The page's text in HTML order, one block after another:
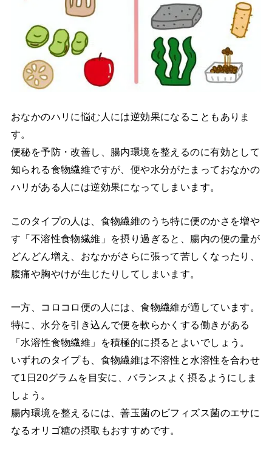
おなかのハリに悩む人には逆効果になることもありま
す。
便秘を予防・改善し、腸内環境を整えるのに有効として
知られる食物繊維ですが、便や水分がたまっておなかの
ハリがある人には逆効果になってしまいます。
このタイプの人は、食物繊維のうち特に便のかさを増や
す「不溶性食物繊維」を摂り過ぎると、腸内の便の量が
どんどん増え、おなかがさらに張って苦しくなったり、
腹痛や胸やけが生じたりしてしまいます。
一方、コロコロ便の人には、食物繊維が適しています。
特に、水分を引き込んで便を軟らかくする働きがある
「水溶性食物繊維」を積極的に摂るとよいでしょう。
いずれのタイプも、食物繊維は不溶性と水溶性を合わせ
て1日20グラムを目安に、バランスよく摂るようにしま
しょう。
腸内環境を整えるには、善玉菌のビフィズス菌のエサに
なるオリゴ糖の摂取もおすすめです。